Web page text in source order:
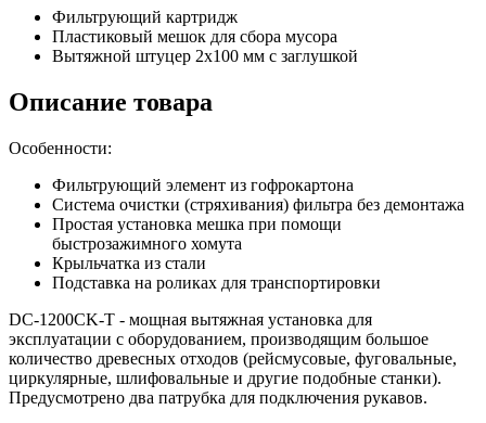
Фильтрующий картридж
Пластиковый мешок для сбора мусора
Вытяжной штуцер 2х100 мм с заглушкой
Описание товара
Особенности:
Фильтрующий элемент из гофрокартона
Система очистки (стряхивания) фильтра без демонтажа
Простая установка мешка при помощи
быстрозажимного хомута
Крыльчатка из стали
Подставка на роликах для транспортировки
DC-1200CK-T - мощная вытяжная установка для
эксплуатации с оборудованием, производящим большое
количество древесных отходов (рейсмусовые, фуговальные,
циркулярные, шлифовальные и другие подобные станки).
Предусмотрено два патрубка для подключения рукавов.